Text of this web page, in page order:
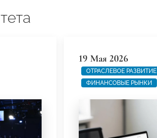
19 Мая 2026
ОТРАСЛЕВОЕ РАЗВИТИЕ
ФИНАНСОВЫЕ РЫНКИ